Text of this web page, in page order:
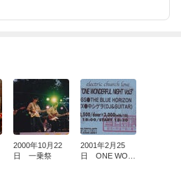
2000年10月22
日 一乗祭
2001年2月25
日 ONE WON